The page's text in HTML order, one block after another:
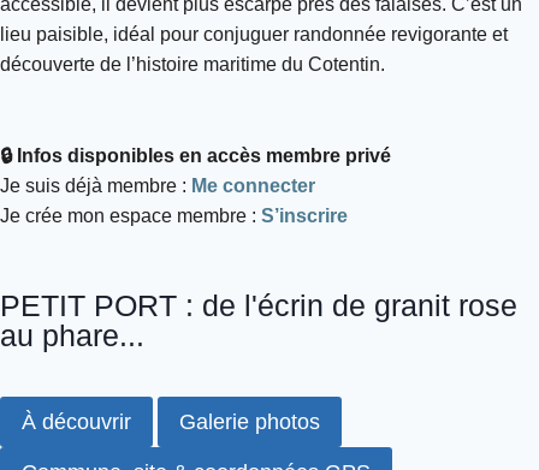
accessible, il devient plus escarpé près des falaises. C’est un
lieu paisible, idéal pour conjuguer randonnée revigorante et
découverte de l’histoire maritime du Cotentin.
🔒 Infos disponibles en accès membre privé
Je suis déjà membre : Me connecter
Je crée mon espace membre : S’inscrire
PETIT PORT : de l'écrin de granit rose
au phare...
À découvrir Galerie photos